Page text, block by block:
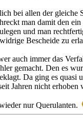
bei allen der gleiche
man damit den ein
und man
Bescheide zu
auch immer das
gemacht. Den es
Da ging es quasi
Jahren nicht erhoben
nur Querulanten.